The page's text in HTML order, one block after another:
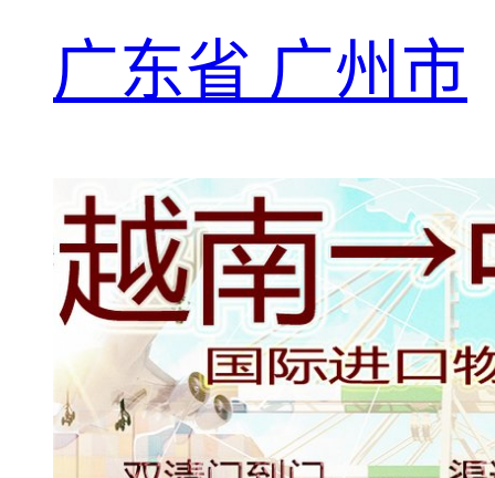
广东省 广州市